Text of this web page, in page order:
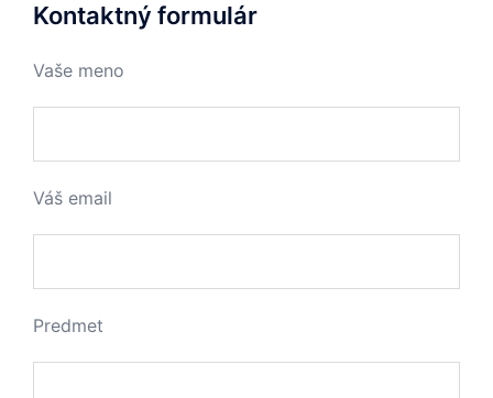
Kontaktný formulár
Vaše meno
Váš email
Predmet